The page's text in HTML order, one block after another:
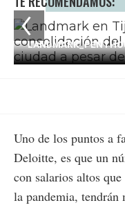
1 / 11
Uno de los puntos a
Deloitte, es que un
con salarios altos
la pandemia, tendrán